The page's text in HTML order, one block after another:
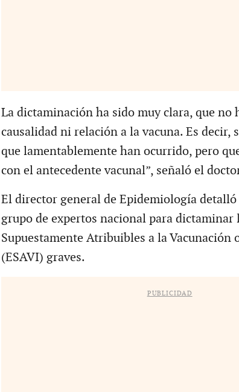
La dictaminación ha sido muy clara, que no
causalidad ni relación a la vacuna. Es decir,
que lamentablemente han ocurrido, pero
con el antecedente vacunal”, señaló el
El director general de Epidemiología detalló
grupo de expertos nacional para dictaminar
Supuestamente Atribuibles a la Vacunación
(ESAVI) graves.
PUBLICIDAD